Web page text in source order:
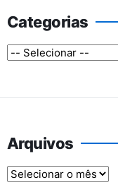
Categorias
Arquivos
Arquivos